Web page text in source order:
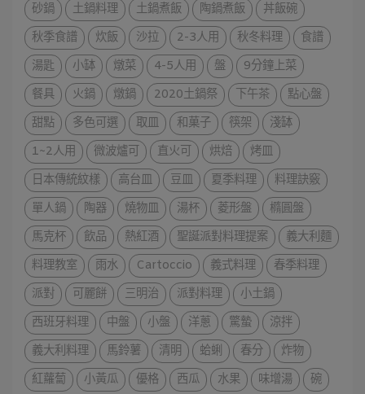
砂鍋
土鍋料理 土鍋煮飯 陶鍋煮飯
丼飯碗
秋季食譜
炊飯 沙拉 2-3人用 秋冬料理
食譜
湯匙
小缽 燉菜 4-5人用 盤
9分鐘上菜
餐具
火鍋 燉鍋 2020土鍋祭 下午茶
點心盤
甜點
多色可選 取皿 和菓子 筷架
淺缽
1~2人用
微波爐可 直火可 烘焙
烤皿
日本傳統紋樣
高台皿 豆皿 夏季料理
料理訣竅
單人鍋
陶器 燒物皿 湯杯 菱形盤
橢圓盤
馬克杯
飲品 熱紅酒 聖誕派對料理提案
義大利麵
料理教室
雨水 Cartoccio 義式料理
春季料理
派對
可麗餅 三明治 派對料理
小土鍋
西班牙料理
中盤 小盤 洋蔥 驚蟄
涼拌
義大利料理
馬鈴薯 清明 蛤蜊 春分
炸物
紅蘿蔔
小黃瓜 優格 西瓜 水果 味增湯
碗